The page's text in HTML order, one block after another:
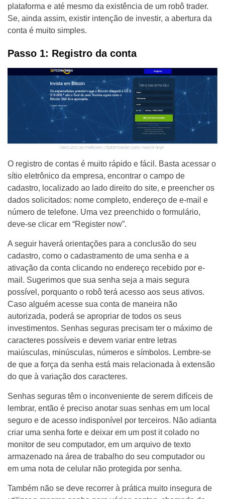
plataforma e até mesmo da existência de um robô trader.
Se, ainda assim, existir intenção de investir, a abertura da
conta é muito simples.
Passo 1: Registro da conta
O registro de contas é muito rápido e fácil. Basta acessar o
sítio eletrônico da empresa, encontrar o campo de
cadastro, localizado ao lado direito do site, e preencher os
dados solicitados: nome completo, endereço de e-mail e
número de telefone. Uma vez preenchido o formulário,
deve-se clicar em “Register now”.
A seguir haverá orientações para a conclusão do seu
cadastro, como o cadastramento de uma senha e a
ativação da conta clicando no endereço recebido por e-
mail. Sugerimos que sua senha seja a mais segura
possível, porquanto o robô terá acesso aos seus ativos.
Caso alguém acesse sua conta de maneira não
autorizada, poderá se apropriar de todos os seus
investimentos. Senhas seguras precisam ter o máximo de
caracteres possíveis e devem variar entre letras
maiúsculas, minúsculas, números e símbolos. Lembre-se
de que a força da senha está mais relacionada à extensão
do que à variação dos caracteres.
Senhas seguras têm o inconveniente de serem difíceis de
lembrar, então é preciso anotar suas senhas em um local
seguro e de acesso indisponível por terceiros. Não adianta
criar uma senha forte e deixar em um post it colado no
monitor de seu computador, em um arquivo de texto
armazenado na área de trabalho do seu computador ou
em uma nota de celular não protegida por senha.
Também não se deve recorrer à prática muito insegura de